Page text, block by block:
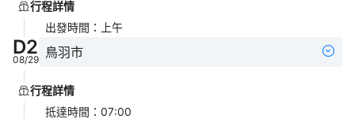
行程詳情
出發時間 ： 上午
D2
08/29 鳥羽市
行程詳情
抵達時間 ： 07:00